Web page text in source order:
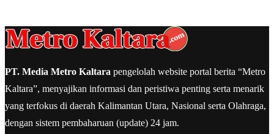
PT. Media Metro Kaltara pengelolah website portal berita “Metro
Kaltara”, menyajikan informasi dan peristiwa penting serta menarik
yang terfokus di daerah Kalimantan Utara, Nasional serta Olahraga,
dengan sistem pembaharuan (update) 24 jam.